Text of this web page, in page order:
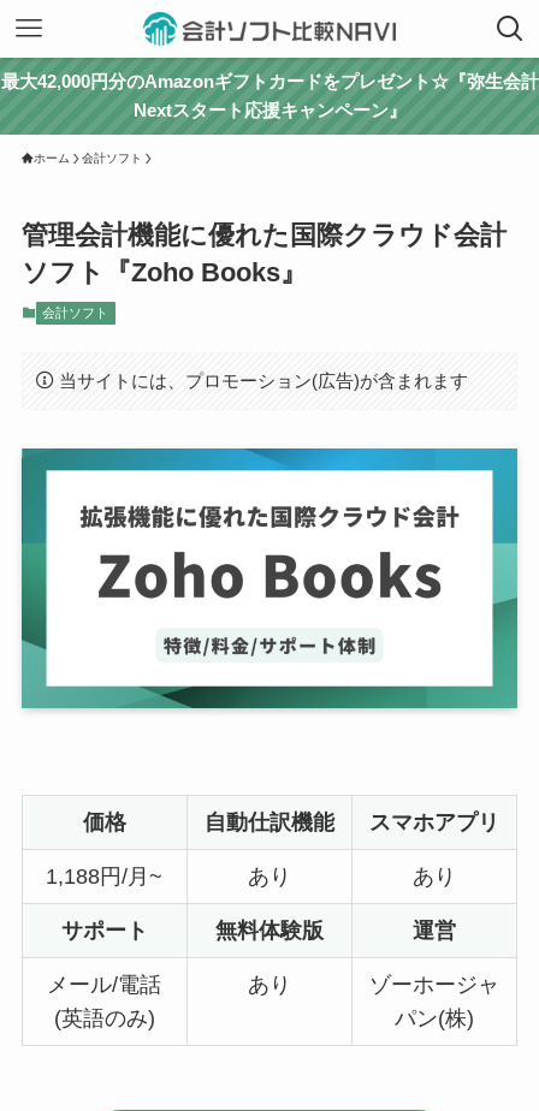
最大42,000円分のAmazonギフトカードをプレゼント☆『弥生会計
Nextスタート応援キャンペーン』
ホーム 会計ソフト
管理会計機能に優れた国際クラウド会計
ソフト『Zoho Books』
会計ソフト
当サイトには、プロモーション(広告)が含まれます
価格 自動仕訳機能 スマホアプリ
1,188円/月~ あり あり
サポート 無料体験版 運営
メール/電話
(英語のみ)
あり
ゾーホージャ
パン(株)